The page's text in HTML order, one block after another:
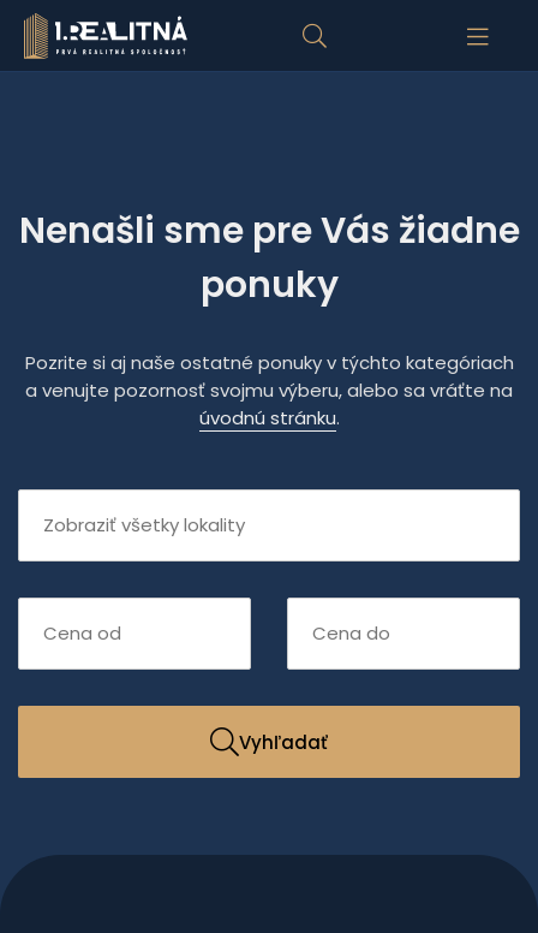
Nenašli sme pre Vás žiadne
ponuky
Pozrite si aj naše ostatné ponuky v týchto kategóriach
a venujte pozornosť svojmu výberu, alebo sa vráťte na
úvodnú stránku.
Vyhľadať